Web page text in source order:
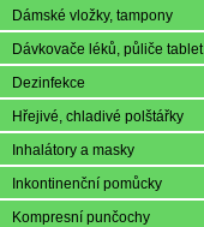
Dámské vložky, tampony
Dávkovače léků, půliče tablet
Dezinfekce
Hřejivé, chladivé polštářky
Inhalátory a masky
Inkontinenční pomůcky
Kompresní punčochy